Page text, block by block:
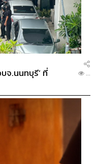
จ.นนทบุรี’ ที่
...